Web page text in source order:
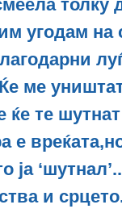
толку
угодам
ме уништат
ќе те
ја
и